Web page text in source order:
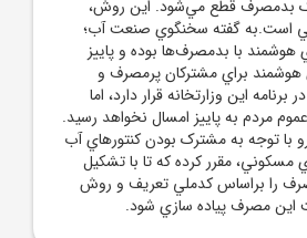
بدمصرف قطع مي‌شود. اين روش،
است.به گفته سخنگوي صنعت آب؛
با بدمصرف‌ها بوده و پاييز
براي مشترکان پرمصرف و
اين وزارتخانه قرار دارد، اما
مردم به پاييز امسال نخواهد رسيد.
با توجه به مشترک بودن کنتور‌هاي آب
مسکوني، مقرر کرده که تا با تشکيل
را براساس کدملي تعريف و روش
اين مصرف پياده سازي شود.